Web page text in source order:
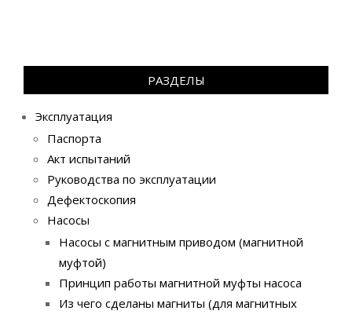
РАЗДЕЛЫ
Эксплуатация
Паспорта
Акт испытаний
Руководства по эксплуатации
Дефектоскопия
Насосы
Насосы с магнитным приводом (магнитной
муфтой)
Принцип работы магнитной муфты насоса
Из чего сделаны магниты (для магнитных